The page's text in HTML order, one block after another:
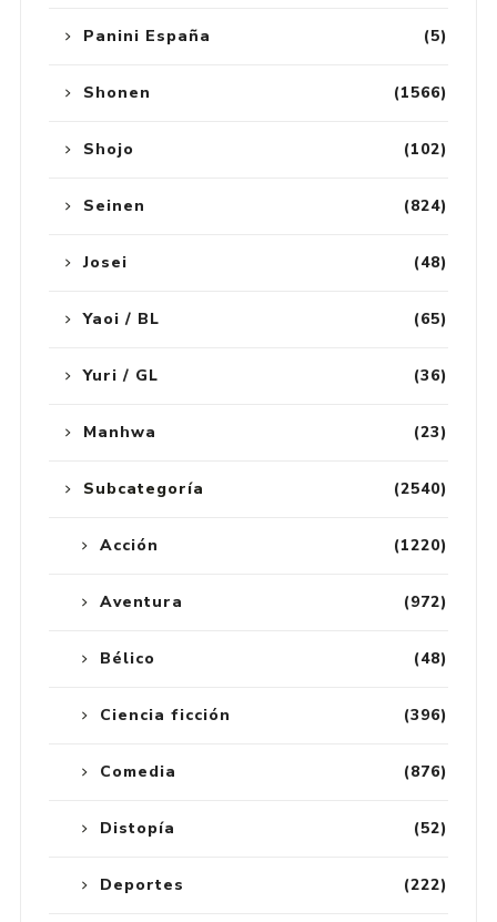
(5)
Panini España
(1566)
Shonen
(102)
Shojo
(824)
Seinen
(48)
Josei
(65)
Yaoi / BL
(36)
Yuri / GL
(23)
Manhwa
(2540)
Subcategoría
(1220)
Acción
(972)
Aventura
(48)
Bélico
(396)
Ciencia ficción
(876)
Comedia
(52)
Distopía
(222)
Deportes